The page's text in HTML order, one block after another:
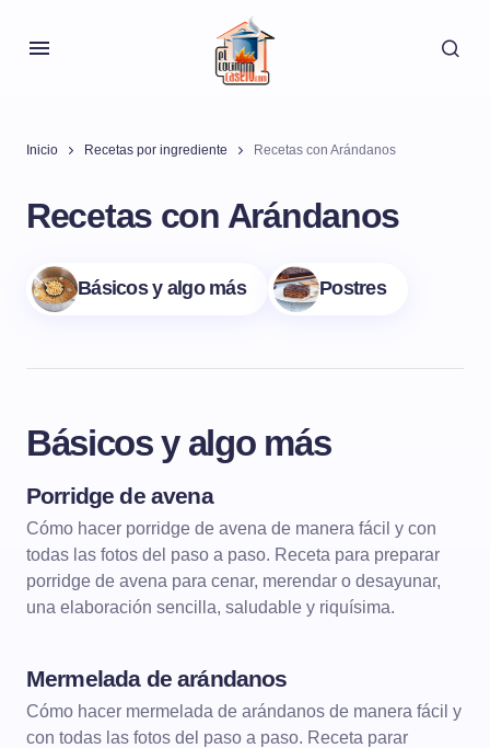
Inicio Recetas por ingrediente Recetas con Arándanos
Recetas con Arándanos
Básicos y algo más Postres
Básicos y algo más
Porridge de avena
Cómo hacer porridge de avena de manera fácil y con
todas las fotos del paso a paso. Receta para preparar
porridge de avena para cenar, merendar o desayunar,
una elaboración sencilla, saludable y riquísima.
Mermelada de arándanos
Cómo hacer mermelada de arándanos de manera fácil y
con todas las fotos del paso a paso. Receta parar